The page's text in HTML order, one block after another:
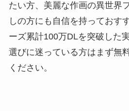
たい方、美麗な作画の異世界
しの方にも自信を持っておす
ーズ累計100万DLを突破した
選びに迷っている方はまず無
ください。